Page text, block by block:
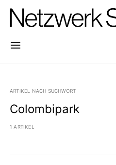
ARTIKEL NACH SUCHWORT
Colombipark
1 ARTIKEL